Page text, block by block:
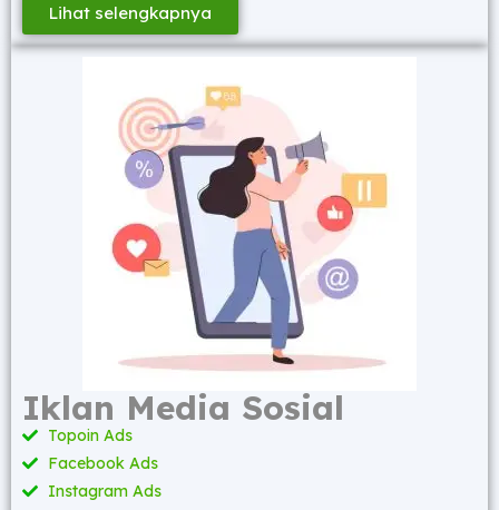
Lihat selengkapnya
Iklan Media Sosial
Topoin Ads
Facebook Ads
Instagram Ads